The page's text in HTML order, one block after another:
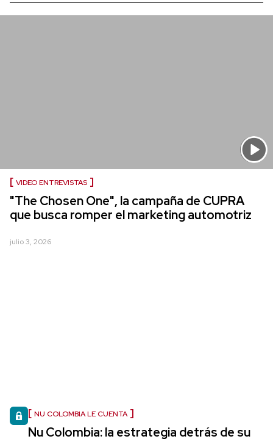
VIDEO ENTREVISTAS
"The Chosen One", la campaña de CUPRA
que busca romper el marketing automotriz
julio 3, 2026
NU COLOMBIA LE CUENTA
Nu Colombia: la estrategia detrás de su